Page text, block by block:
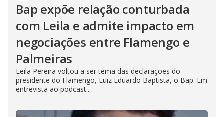
Bap expõe relação conturbada
com Leila e admite impacto em
negociações entre Flamengo e
Palmeiras
Leila Pereira voltou a ser tema das declarações do
presidente do Flamengo, Luiz Eduardo Baptista, o Bap. Em
entrevista ao podcast...